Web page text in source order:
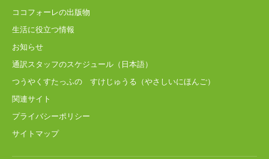
ココフォーレの出版物
生活に役立つ情報
お知らせ
通訳スタッフのスケジュール（日本語）
つうやくすたっふの すけじゅうる（やさしいにほんご）
関連サイト
プライバシーポリシー
サイトマップ